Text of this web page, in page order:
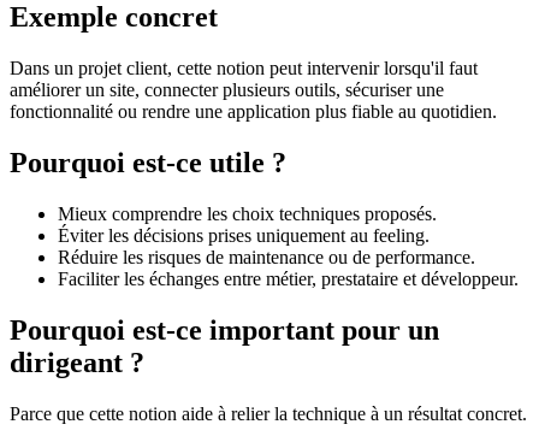
Exemple concret
Dans un projet client, cette notion peut intervenir lorsqu'il faut
améliorer un site, connecter plusieurs outils, sécuriser une
fonctionnalité ou rendre une application plus fiable au quotidien.
Pourquoi est-ce utile ?
Mieux comprendre les choix techniques proposés.
Éviter les décisions prises uniquement au feeling.
Réduire les risques de maintenance ou de performance.
Faciliter les échanges entre métier, prestataire et développeur.
Pourquoi est-ce important pour un
dirigeant ?
Parce que cette notion aide à relier la technique à un résultat concret.